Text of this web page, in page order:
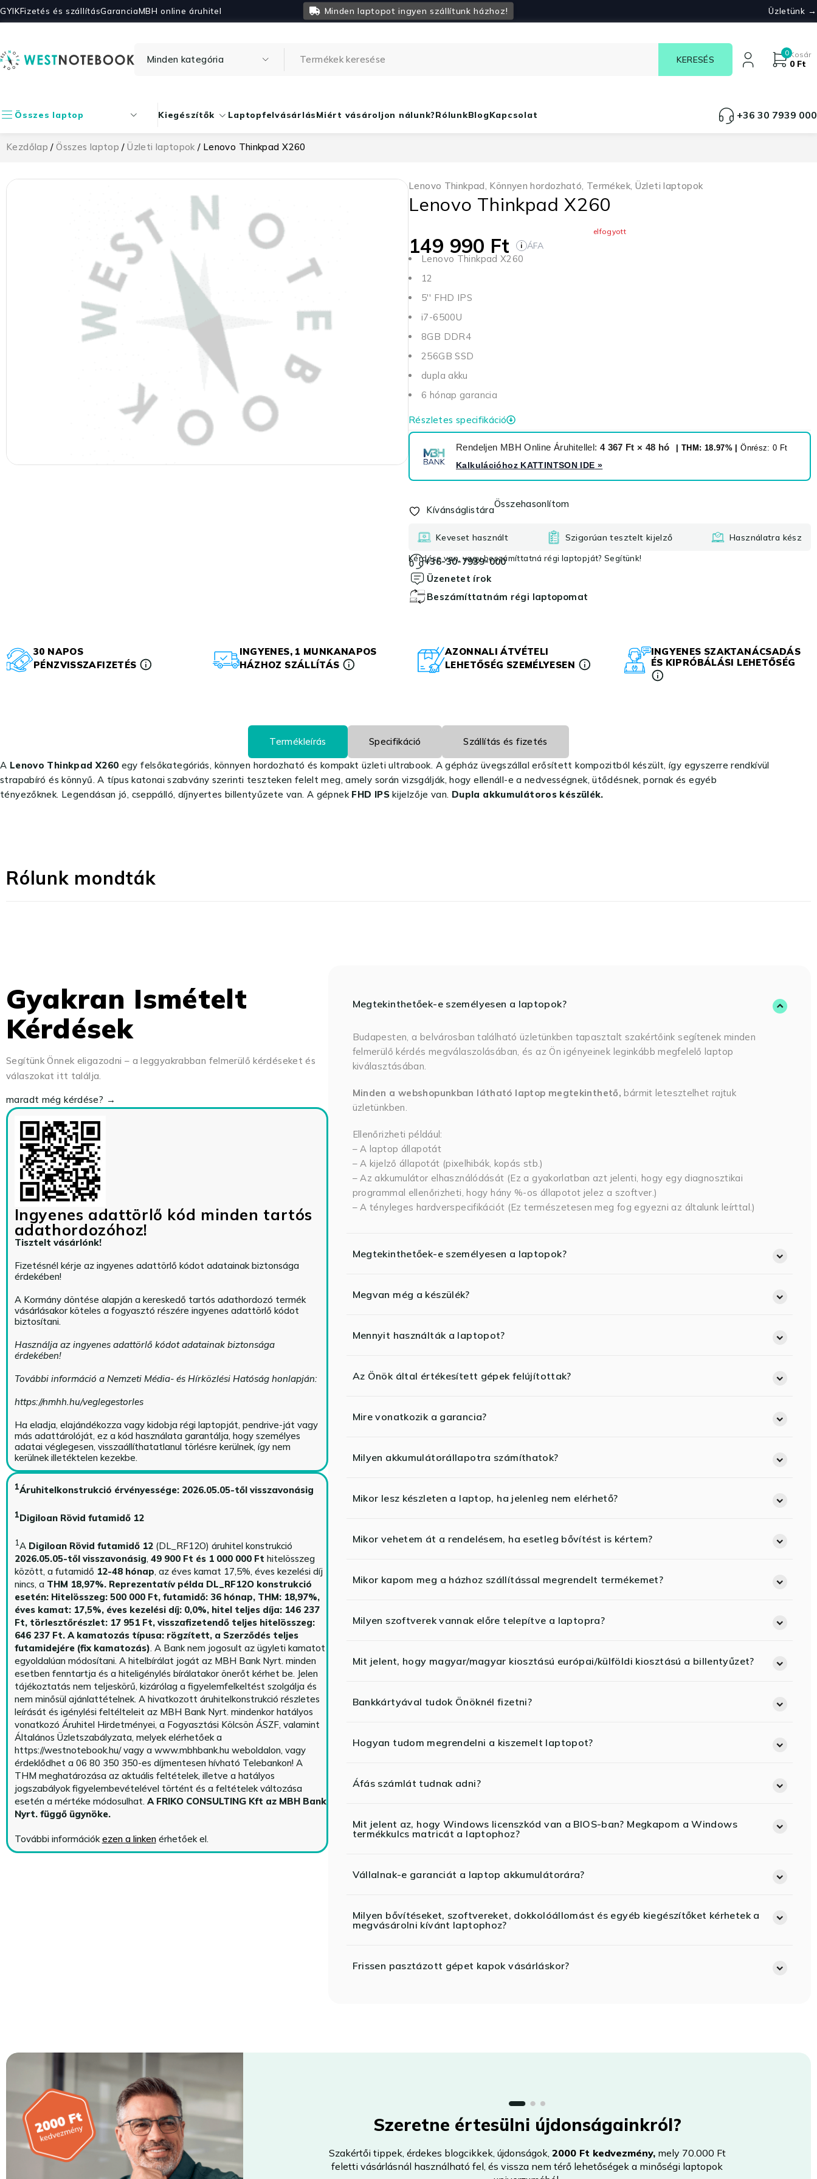
GYIKFizetés és szállításGarancia Minden laptopot ingyen szállítunk házhoz!
MBH online áruhitel Üzletünk →
0Kosár
0 Ft
Összes laptop Kiegészítők LaptopfelvásárlásMiért vásároljon nálunk?RólunkBlogKapcsolat +36 30 7939 000
Kezdőlap /Összes laptop /Üzleti laptopok / Lenovo Thinkpad X260
Lenovo Thinkpad, Könnyen hordozható, Termékek, Üzleti laptopok
Lenovo Thinkpad X260
elfogyott
149 990 Ft i ÁFA
Lenovo Thinkpad X260
12
5'' FHD IPS
i7-6500U
8GB DDR4
256GB SSD
dupla akku
6 hónap garancia
Részletes specifikáció
Rendeljen MBH Online Áruhitellel: 4 367 Ft × 48 hó | THM: 18.97% |Önrész: 0 Ft
Kalkulációhoz KATTINTSON IDE »
Kívánságlistára
Összehasonlítom
Keveset használt Szigorúan tesztelt kijelző Használatra kész
Kérdése van, vagy beszámíttatná régi laptopját? Segítünk!
+36-30-7939-000
Üzenetet írok
Beszámíttatnám régi laptopomat
30 NAPOS
PÉNZVISSZAFIZETÉS
INGYENES, 1 MUNKANAPOS
HÁZHOZ SZÁLLÍTÁS
AZONNALI ÁTVÉTELI
LEHETŐSÉG SZEMÉLYESEN
INGYENES SZAKTANÁCSADÁS
ÉS KIPRÓBÁLÁSI LEHETŐSÉG
Termékleírás Specifikáció Szállítás és fizetés
A Lenovo Thinkpad X260 egy felsőkategóriás, könnyen hordozható és kompakt üzleti ultrabook. A gépház üvegszállal erősített kompozitból készült, így egyszerre rendkívül
strapabíró és könnyű. A típus katonai szabvány szerinti teszteken felelt meg, amely során vizsgálják, hogy ellenáll-e a nedvességnek, ütődésnek, pornak és egyéb
tényezőknek. Legendásan jó, cseppálló, díjnyertes billentyűzete van. A gépnek FHD IPSkijelzője van. Dupla akkumulátoros készülék.
Rólunk mondták
Gyakran Ismételt
Kérdések
Segítünk Önnek eligazodni – a leggyakrabban felmerülő kérdéseket és
válaszokat itt találja.
maradt még kérdése? →
Ingyenes adattörlő kód minden tartós
adathordozóhoz!
Tisztelt vásárlónk!
Fizetésnél kérje az ingyenes adattörlő kódot adatainak biztonsága
érdekében!
A Kormány döntése alapján a kereskedő tartós adathordozó termék
vásárlásakor köteles a fogyasztó részére ingyenes adattörlő kódot
biztosítani.
Használja az ingyenes adattörlő kódot adatainak biztonsága
érdekében!
További információ a Nemzeti Média- és Hírközlési Hatóság honlapján:
https://nmhh.hu/veglegestorles
Ha eladja, elajándékozza vagy kidobja régi laptopját, pendrive-ját vagy
más adattárolóját, ez a kód használata garantálja, hogy személyes
adatai véglegesen, visszaállíthatatlanul törlésre kerülnek, így nem
kerülnek illetéktelen kezekbe.
1Áruhitelkonstrukció érvényessége: 2026.05.05-től visszavonásig
1Digiloan Rövid futamidő 12
1A Digiloan Rövid futamidő 12(DL_RF12O) áruhitel konstrukció
2026.05.05-től visszavonásig, 49 900 Ft és 1 000 000 Ft hitelösszeg
között, a futamidő 12-48 hónap, az éves kamat 17,5%, éves kezelési díj
nincs, a THM 18,97%. Reprezentatív példa DL_RF12O konstrukció
esetén: Hitelösszeg: 500 000 Ft, futamidő: 36 hónap, THM: 18,97%,
éves kamat: 17,5%, éves kezelési díj: 0,0%, hitel teljes díja: 146 237
Ft, törlesztőrészlet: 17 951 Ft, visszafizetendő teljes hitelösszeg:
646 237 Ft. A kamatozás típusa: rögzített, a Szerződés teljes
futamidejére (fix kamatozás). A Bank nem jogosult az ügyleti kamatot
egyoldalúan módosítani. A hitelbírálat jogát az MBH Bank Nyrt. minden
esetben fenntartja és a hiteligénylés bírálatakor önerőt kérhet be. Jelen
tájékoztatás nem teljeskörű, kizárólag a figyelemfelkeltést szolgálja és
nem minősül ajánlattételnek. A hivatkozott áruhitelkonstrukció részletes
leírását és igénylési feltélteleit az MBH Bank Nyrt. mindenkor hatályos
vonatkozó Áruhitel Hirdetményei, a Fogyasztási Kölcsön ÁSZF, valamint
Általános Üzletszabályzata, melyek elérhetőek a
https://westnotebook.hu/vagy a www.mbhbank.hu weboldalon, vagy
érdeklődhet a 06 80 350 350-es díjmentesen hívható Telebankon! A
THM meghatározása az aktuális feltételek, illetve a hatályos
jogszabályok figyelembevételével történt és a feltételek változása
esetén a mértéke módosulhat. A FRIKO CONSULTING Kft az MBH Bank
Nyrt. függő ügynöke.
További információk ezen a linkenérhetőek el.
Megtekinthetőek-e személyesen a laptopok?
Budapesten, a belvárosban található üzletünkben tapasztalt szakértőink segítenek minden
felmerülő kérdés megválaszolásában, és az Ön igényeinek leginkább megfelelő laptop
kiválasztásában.
Minden a webshopunkban látható laptop megtekinthető,bármit letesztelhet rajtuk
üzletünkben.
Ellenőrizheti például:
– A laptop állapotát
– A kijelző állapotát (pixelhibák, kopás stb.)
– Az akkumulátor elhasználódását (Ez a gyakorlatban azt jelenti, hogy egy diagnosztikai
programmal ellenőrizheti, hogy hány %-os állapotot jelez a szoftver.)
– A tényleges hardverspecifikációt (Ez természetesen meg fog egyezni az általunk leírttal.)
Megtekinthetőek-e személyesen a laptopok?
Megvan még a készülék?
Mennyit használták a laptopot?
Az Önök által értékesített gépek felújítottak?
Mire vonatkozik a garancia?
Milyen akkumulátorállapotra számíthatok?
Mikor lesz készleten a laptop, ha jelenleg nem elérhető?
Mikor vehetem át a rendelésem, ha esetleg bővítést is kértem?
Mikor kapom meg a házhoz szállítással megrendelt termékemet?
Milyen szoftverek vannak előre telepítve a laptopra?
Mit jelent, hogy magyar/magyar kiosztású európai/külföldi kiosztású a billentyűzet?
Bankkártyával tudok Önöknél fizetni?
Hogyan tudom megrendelni a kiszemelt laptopot?
Áfás számlát tudnak adni?
Mit jelent az, hogy Windows licenszkód van a BIOS-ban? Megkapom a Windows
termékkulcs matricát a laptophoz?
Vállalnak-e garanciát a laptop akkumulátorára?
Milyen bővítéseket, szoftvereket, dokkolóállomást és egyéb kiegészítőket kérhetek a
megvásárolni kívánt laptophoz?
Frissen pasztázott gépet kapok vásárláskor?
Szeretne értesülni újdonságainkról?
Szakértői tippek, érdekes blogcikkek, újdonságok, 2000 Ft kedvezmény,mely 70.000 Ft
feletti vásárlásnál használható fel, és vissza nem térő lehetőségek a minőségi laptopok